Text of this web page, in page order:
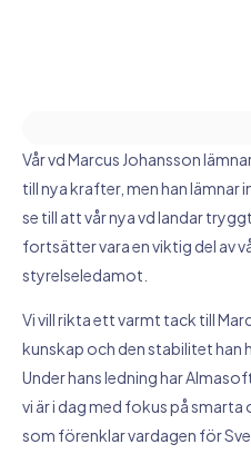
Vår vd Marcus Johansson
till nya krafter, men han
se till att vår nya vd landar
fortsätter vara en viktig del av
styrelseledamot.
Vi vill rikta ett varmt tack till
kunskap och den stabilitet han
Under hans ledning har
vi är i dag med fokus på
som förenklar vardagen för